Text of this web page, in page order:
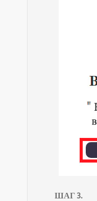
ШАГ 3.